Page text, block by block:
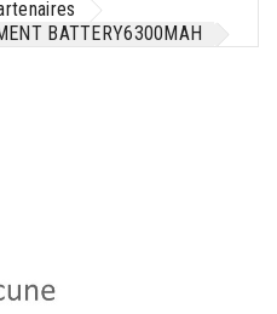
BATTERY6300MAH